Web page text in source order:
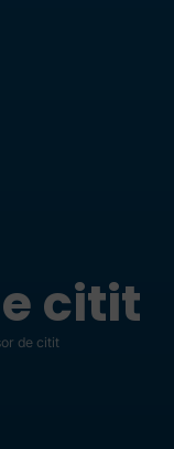
citit
de citit